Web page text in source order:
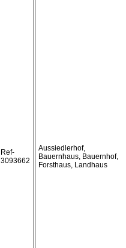
Ref-
3093662
Aussiedlerhof,
Bauernhaus, Bauernhof,
Forsthaus, Landhaus